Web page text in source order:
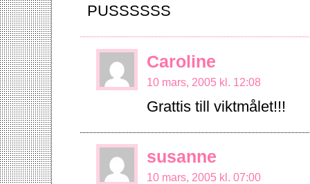
PUSSSSSS
Caroline
10 mars, 2005 kl. 12:08
Grattis till viktmålet!!!
susanne
10 mars, 2005 kl. 07:00